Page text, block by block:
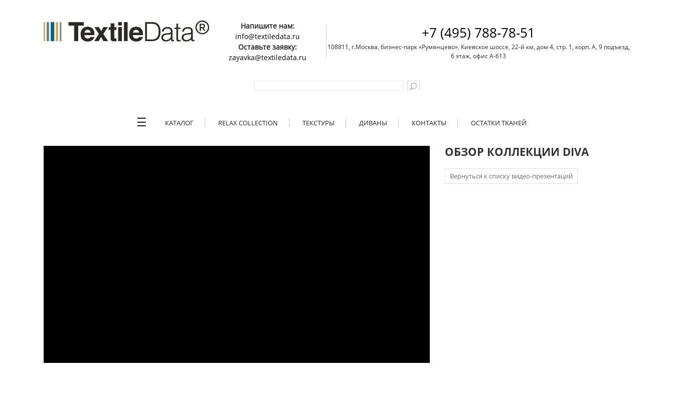
Напишите нам:
info@textiledata.ru
Оставьте заявку:
zayavka@textiledata.ru
+7 (495) 788-78-51
108811, г.Москва, бизнес-парк «Румянцево», Киевское шоссе, 22-й км, дом 4, стр. 1, корп. А, 9 подъезд,
6 этаж, офис А-613
☰ КАТАЛОГ RELAX COLLECTION ТЕКСТУРЫ ДИВАНЫ КОНТАКТЫ ОСТАТКИ ТКАНЕЙ
ОБЗОР КОЛЛЕКЦИИ DIVA
Вернуться к списку видео-презентаций